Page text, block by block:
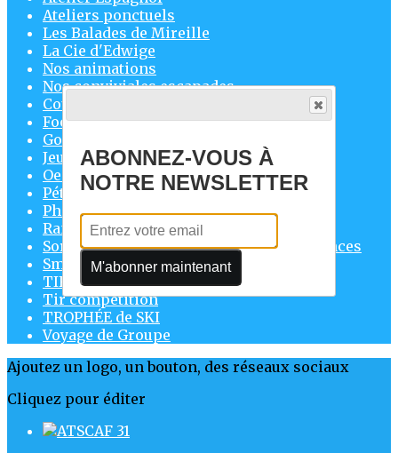
Ateliers ponctuels
Les Balades de Mireille
La Cie d'Edwige
Nos animations
Nos conviviales escapades
Course à pied
Foot
Golf
Jeux d'Échecs
Oenologie
Pétanque
Philo
Randonnées
Sorties culturelles & retraités & conférences
Smartphone
TIF
Tir compétition
TROPHÉE de SKI
Voyage de Groupe
Ajoutez un logo, un bouton, des réseaux sociaux
Cliquez pour éditer
ABONNEZ-VOUS À
NOTRE NEWSLETTER
M'abonner maintenant